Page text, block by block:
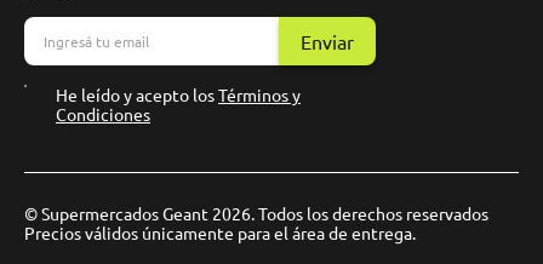
Enviar
He leído y acepto losTérminos y
Condiciones
© Supermercados Geant 2026. Todos los derechos reservados
Precios válidos únicamente para el área de entrega.